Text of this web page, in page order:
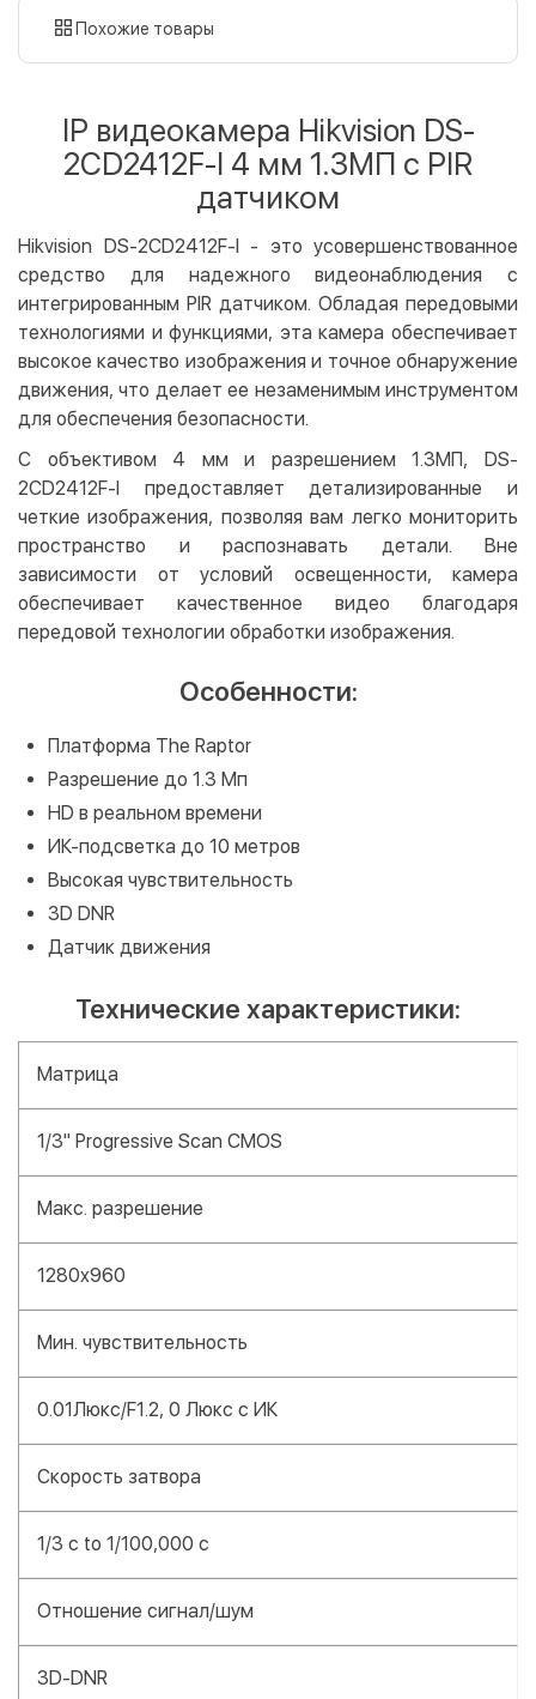
картой
LiqPay
Apple Pay
Безналичный расчет
Оплата на карту юр.лица
Оплата на счет юр.лица
Бесплатно
Кредит
Мгновенная рассрочка (Приватбанк)
Покупка частями (Монобанк)
Похожие товары
IP видеокамера Hikvision DS-
2CD2412F-I 4 мм 1.3МП c PIR
датчиком
Hikvision DS-2CD2412F-I - это усовершенствованное
средство для надежного видеонаблюдения с
интегрированным PIR датчиком. Обладая передовыми
технологиями и функциями, эта камера обеспечивает
высокое качество изображения и точное обнаружение
движения, что делает ее незаменимым инструментом
для обеспечения безопасности.
С объективом 4 мм и разрешением 1.3МП, DS-
2CD2412F-I предоставляет детализированные и
четкие изображения, позволяя вам легко мониторить
пространство и распознавать детали. Вне
зависимости от условий освещенности, камера
обеспечивает качественное видео благодаря
передовой технологии обработки изображения.
Особенности:
Платформа The Raptor
Разрешение до 1.3 Мп
HD в реальном времени
ИК-подсветка до 10 метров
Высокая чувствительность
3D DNR
Датчик движения
Технические характеристики:
Матрица
1/3" Progressive Scan CMOS
Макс. разрешение
1280x960
Мин. чувствительность
0.01Люкс/F1.2, 0 Люкс с ИК
Скорость затвора
1/3 с to 1/100,000 с
Отношение сигнал/шум
3D-DNR